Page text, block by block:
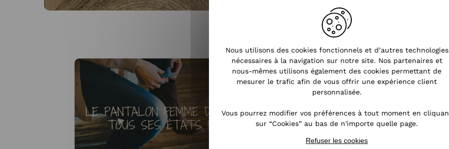
Tendances
Nous utilisons des cookies fonctionnels et d’autres technologies
nécessaires à la navigation sur notre site. Nos partenaires et
nous-mêmes utilisons également des cookies permettant de
mesurer le trafic afin de vous offrir une expérience client
personnalisée.
Vous pourrez modifier vos préférences à tout moment en
sur “Cookies” au bas de n'importe quelle page.
Refuser les cookies